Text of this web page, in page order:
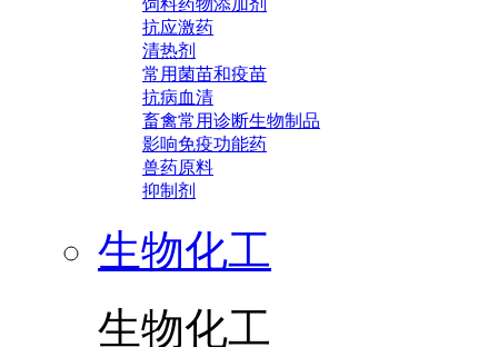
饲料药物添加剂
抗应激药
清热剂
常用菌苗和疫苗
抗病血清
畜禽常用诊断生物制品
影响免疫功能药
兽药原料
抑制剂
生物化工
生物化工